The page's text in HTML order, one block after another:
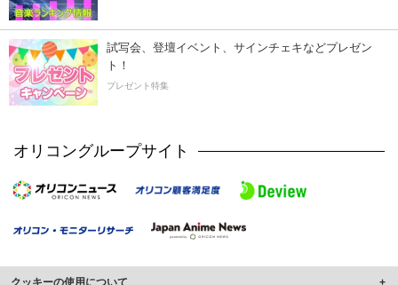
試写会、登壇イベント、サインチェキなどプレゼン
ト！
プレゼント特集
オリコングループサイト
クッキーの使用について